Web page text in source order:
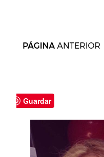
Guardar